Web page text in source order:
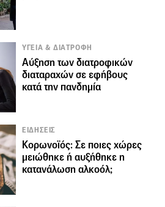
ΥΓΕΙΑ & ΔΙΑΤΡΟΦΗ
Αύξηση των διατροφικών
διαταραχών σε εφήβους
κατά την πανδημία
ΕΙΔΗΣΕΙΣ
Κορωνοϊός: Σε ποιες χώρες
μειώθηκε ή αυξήθηκε η
κατανάλωση αλκοόλ;